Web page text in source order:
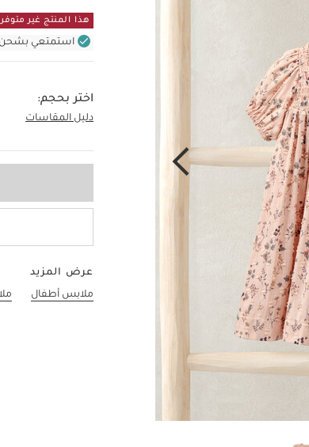
هذا المنتج غير متوفر
استمتعي بشحن
اختر بحجم:
دليل المقاسات
6-9 Months
عرض المزيد
ملابس أطفال